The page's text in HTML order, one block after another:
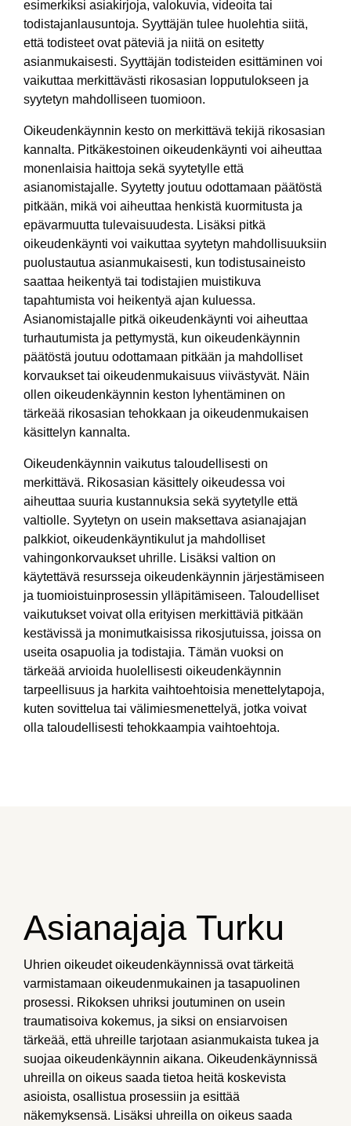
esimerkiksi asiakirjoja, valokuvia, videoita tai
todistajanlausuntoja. Syyttäjän tulee huolehtia siitä,
että todisteet ovat päteviä ja niitä on esitetty
asianmukaisesti. Syyttäjän todisteiden esittäminen voi
vaikuttaa merkittävästi rikosasian lopputulokseen ja
syytetyn mahdolliseen tuomioon.
Oikeudenkäynnin kesto on merkittävä tekijä rikosasian
kannalta. Pitkäkestoinen oikeudenkäynti voi aiheuttaa
monenlaisia haittoja sekä syytetylle että
asianomistajalle. Syytetty joutuu odottamaan päätöstä
pitkään, mikä voi aiheuttaa henkistä kuormitusta ja
epävarmuutta tulevaisuudesta. Lisäksi pitkä
oikeudenkäynti voi vaikuttaa syytetyn mahdollisuuksiin
puolustautua asianmukaisesti, kun todistusaineisto
saattaa heikentyä tai todistajien muistikuva
tapahtumista voi heikentyä ajan kuluessa.
Asianomistajalle pitkä oikeudenkäynti voi aiheuttaa
turhautumista ja pettymystä, kun oikeudenkäynnin
päätöstä joutuu odottamaan pitkään ja mahdolliset
korvaukset tai oikeudenmukaisuus viivästyvät. Näin
ollen oikeudenkäynnin keston lyhentäminen on
tärkeää rikosasian tehokkaan ja oikeudenmukaisen
käsittelyn kannalta.
Oikeudenkäynnin vaikutus taloudellisesti on
merkittävä. Rikosasian käsittely oikeudessa voi
aiheuttaa suuria kustannuksia sekä syytetylle että
valtiolle. Syytetyn on usein maksettava asianajajan
palkkiot, oikeudenkäyntikulut ja mahdolliset
vahingonkorvaukset uhrille. Lisäksi valtion on
käytettävä resursseja oikeudenkäynnin järjestämiseen
ja tuomioistuinprosessin ylläpitämiseen. Taloudelliset
vaikutukset voivat olla erityisen merkittäviä pitkään
kestävissä ja monimutkaisissa rikosjutuissa, joissa on
useita osapuolia ja todistajia. Tämän vuoksi on
tärkeää arvioida huolellisesti oikeudenkäynnin
tarpeellisuus ja harkita vaihtoehtoisia menettelytapoja,
kuten sovittelua tai välimiesmenettelyä, jotka voivat
olla taloudellisesti tehokkaampia vaihtoehtoja.
Asianajaja Turku
Uhrien oikeudet oikeudenkäynnissä ovat tärkeitä
varmistamaan oikeudenmukainen ja tasapuolinen
prosessi. Rikoksen uhriksi joutuminen on usein
traumatisoiva kokemus, ja siksi on ensiarvoisen
tärkeää, että uhreille tarjotaan asianmukaista tukea ja
suojaa oikeudenkäynnin aikana. Oikeudenkäynnissä
uhreilla on oikeus saada tietoa heitä koskevista
asioista, osallistua prosessiin ja esittää
näkemyksensä. Lisäksi uhreilla on oikeus saada